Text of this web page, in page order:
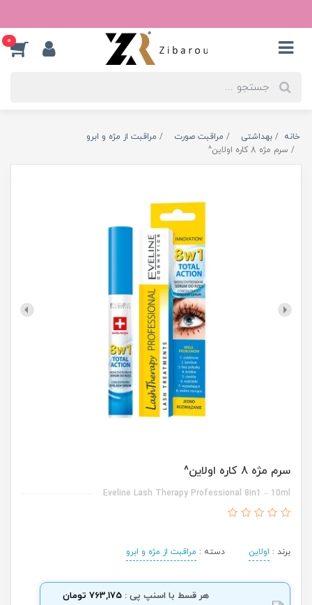
0
خانه بهداشتی مراقبت صورت
مراقبت از مژه و ابرو
سرم مژه 8 کاره اولاین^
سرم مژه 8 کاره اولاین^
Eveline Lash Therapy Professional 8in1 – 10ml
برند : اولاین دسته : مراقبت از مژه و ابرو
هر قسط با اسنپ پی : 763,175 تومان